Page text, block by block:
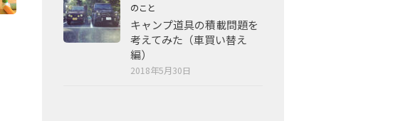
のこと
キャンプ道具の積載問題を
考えてみた（車買い替え
編）
2018年5月30日